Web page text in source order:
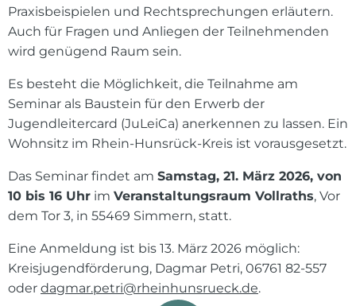
Praxisbeispielen und Rechtsprechungen erläutern.
Auch für Fragen und Anliegen der Teilnehmenden
wird genügend Raum sein.
Es besteht die Möglichkeit, die Teilnahme am
Seminar als Baustein für den Erwerb der
Jugendleitercard (JuLeiCa) anerkennen zu lassen. Ein
Wohnsitz im Rhein-Hunsrück-Kreis ist vorausgesetzt.
Das Seminar findet am Samstag, 21. März 2026, von
10 bis 16 Uhr im Veranstaltungsraum Vollraths, Vor
dem Tor 3, in 55469 Simmern, statt.
Eine Anmeldung ist bis 13. März 2026 möglich:
Kreisjugendförderung, Dagmar Petri, 06761 82-557
oder dagmar.petri@rheinhunsrueck.de.